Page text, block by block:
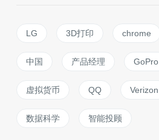
LG 3D打印 chrome
中国 产品经理 GoPro
虚拟货币 QQ Verizon
数据科学 智能投顾